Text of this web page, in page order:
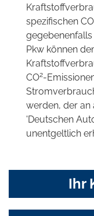
spezifischen CO
Pkw können
CO2-
werden, der an
'Deutschen
unentgeltlich
Ihr